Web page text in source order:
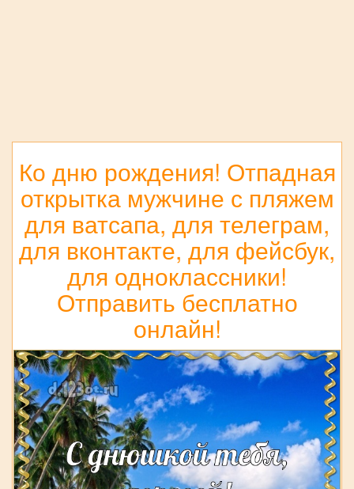
Ко дню рождения! Отпадная
открытка мужчине с пляжем
для ватсапа, для телеграм,
для вконтакте, для фейсбук,
для одноклассники!
Отправить бесплатно
онлайн!